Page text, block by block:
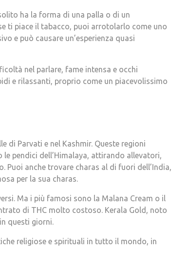
ha la forma di una palla o di un
ti piace il tabacco, puoi arrotolarlo come uno
e può causare un’esperienza quasi
nel parlare, fame intensa e occhi
e rilassanti, proprio come un piacevolissimo
di Parvati e nel Kashmir. Queste regioni
pendici dell’Himalaya, attirando allevatori,
anche trovare charas al di fuori dell’India,
per la sua charas.
Ma i più famosi sono la Malana Cream o il
di THC molto costoso. Kerala Gold, noto
questi giorni.
religiose e spirituali in tutto il mondo, in